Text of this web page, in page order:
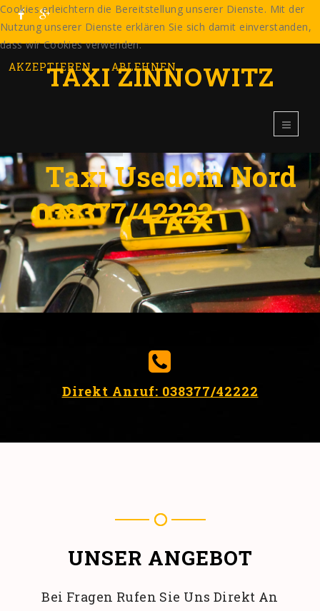
TAXI ZINNOWITZ
TaxiUsedomNord
038377/42222
Direkt Anruf: 038377/42222
UNSER ANGEBOT
Bei Fragen Rufen Sie Uns Direkt An
Cookies erleichtern die Bereitstellung unserer Dienste. Mit der
Nutzung unserer Dienste erklären Sie sich damit einverstanden,
dass wir Cookies verwenden.
AKZEPTIEREN
ABLEHNEN